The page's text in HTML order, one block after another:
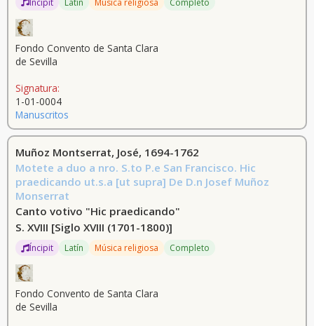
Prével, Jules, 1835-1889 (30)
[Somma, Antonio, 1809-1864] (28)
Ricci, Luigi, 1805-1859 (27)
Stervini, Cesare, 1784-1831 (27)
Petri, Vicenzo [Vicente] (27)
Roger, Victor, 1853-1903 (24)
Leoncavallo, Ruggero, 1857-1919 (24)
Mascagni, Pietro, 1863-1945 (23)
Fondo Convento de Santa Clara
de Sevilla
Signatura:
1-01-0004
Manuscritos
Muñoz Montserrat, José, 1694-1762
Motete a duo a nro. S.to P.e San Francisco. Hic
praedicando ut.s.a [ut supra] De D.n Josef Muñoz
Monserrat
Canto votivo "Hic praedicando"
S. XVIII [Siglo XVIII (1701-1800)]
Íncipit Latín Música religiosa Completo
Fondo Convento de Santa Clara
de Sevilla